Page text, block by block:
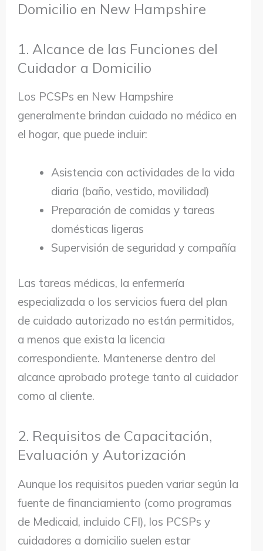
Domicilio en New Hampshire
1. Alcance de las Funciones del
Cuidador a Domicilio
Los PCSPs en New Hampshire
generalmente brindan cuidado no médico en
el hogar, que puede incluir:
Asistencia con actividades de la vida
diaria (baño, vestido, movilidad)
Preparación de comidas y tareas
domésticas ligeras
Supervisión de seguridad y compañía
Las tareas médicas, la enfermería
especializada o los servicios fuera del plan
de cuidado autorizado no están permitidos,
a menos que exista la licencia
correspondiente. Mantenerse dentro del
alcance aprobado protege tanto al cuidador
como al cliente.
2. Requisitos de Capacitación,
Evaluación y Autorización
Aunque los requisitos pueden variar según la
fuente de financiamiento (como programas
de Medicaid, incluido CFI), los PCSPs y
cuidadores a domicilio suelen estar